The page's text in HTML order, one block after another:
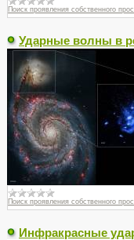
Поиск проявления собственного
Ударные волны в
Поиск проявления собственного
Инфракрасные